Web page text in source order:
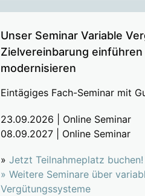
Unser Seminar Variable
Zielvereinbarung einführen
modernisieren
Eintägiges Fach-Seminar mit
23.09.2026 | Online Seminar
08.09.2027 | Online Seminar
» Jetzt Teilnahmeplatz buchen!
» Weitere Seminare über
Vergütungssysteme